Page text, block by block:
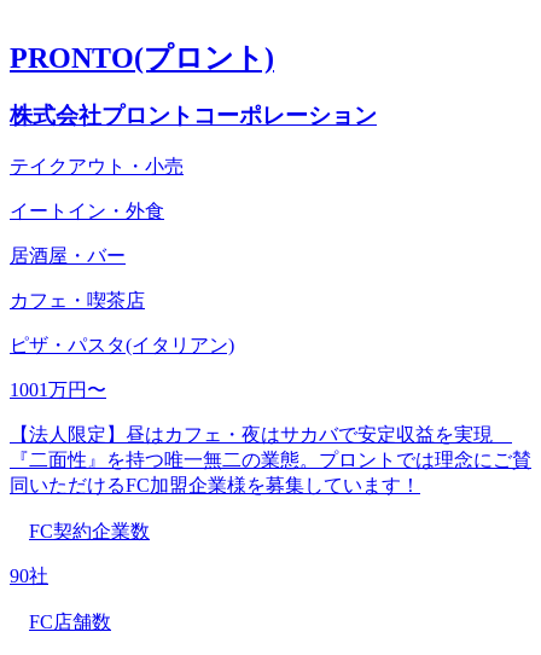
PRONTO(プロント)
株式会社プロントコーポレーション
テイクアウト・小売
イートイン・外食
居酒屋・バー
カフェ・喫茶店
ピザ・パスタ(イタリアン)
1001万円〜
【法人限定】昼はカフェ・夜はサカバで安定収益を実現
『二面性』を持つ唯一無二の業態。プロントでは理念にご賛
同いただけるFC加盟企業様を募集しています！
FC契約企業数
90社
FC店舗数